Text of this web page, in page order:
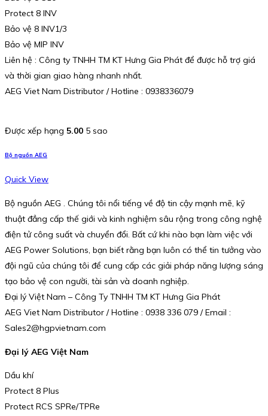
Protect 8 INV
Bảo vệ 8 INV1/3
Bảo vệ MIP INV
Liên hệ : Công ty TNHH TM KT Hưng Gia Phát để được hỗ trợ giá
và thời gian giao hàng nhanh nhất.
AEG Viet Nam Distributor / Hotline : 0938336079
Được xếp hạng 5.00 5 sao
Bộ nguồn AEG
Quick View
Bộ nguồn AEG . Chúng tôi nổi tiếng về độ tin cậy mạnh mẽ, kỹ
thuật đẳng cấp thế giới và kinh nghiệm sâu rộng trong công nghệ
điện tử công suất và chuyển đổi. Bất cứ khi nào bạn làm việc với
AEG Power Solutions, bạn biết rằng bạn luôn có thể tin tưởng vào
đội ngũ của chúng tôi để cung cấp các giải pháp năng lượng sáng
tạo bảo vệ con người, tài sản và doanh nghiệp.
Đại lý Việt Nam – Công Ty TNHH TM KT Hưng Gia Phát
AEG Viet Nam Distributor / Hotline : 0938 336 079 / Email :
Sales2@hgpvietnam.com
Đại lý AEG Việt Nam
Dầu khí
Protect 8 Plus
Protect RCS SPRe/TPRe